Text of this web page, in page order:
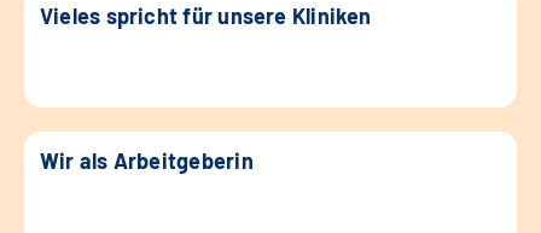
Vieles spricht für unsere Kliniken
Wir als Arbeitgeberin